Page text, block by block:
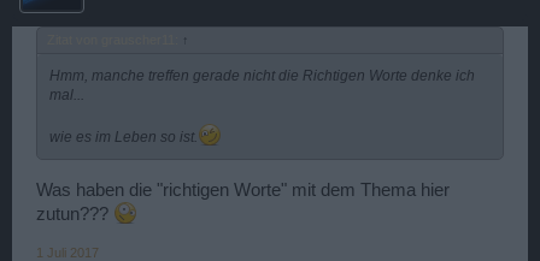
↑
Hmm, manche treffen gerade nicht die Richtigen Worte denke ich
mal...
wie es im Leben so ist.
Was haben die "richtigen Worte" mit dem Thema hier
zutun???
1 Juli 2017